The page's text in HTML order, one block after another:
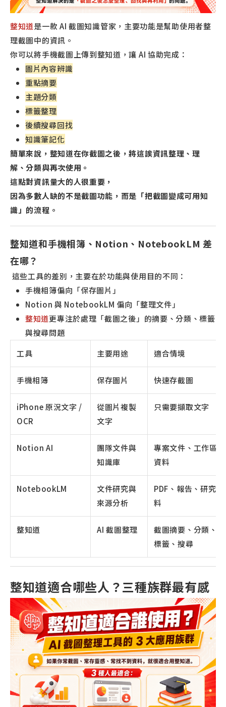
整知道是一款 AI 截圖知識管家，主要功能是幫助使用者整
理截圖中的資訊。
你可以將手機截圖上傳到整知道，讓 AI 協助完成：
圖片內容辨識
重點摘要
主題分類
標籤整理
後續搜尋回找
知識筆記化
簡單來說，整知道在你截圖之後，將這誒資訊整理、理
解、分類與再次使用。
這點對資訊量大的人很重要，
因為多數人缺的不是截圖功能，而是「把截圖變成可用知
識」的流程。
整知道和手機相簿、Notion、NotebookLM 差
在哪？
這些工具的差別，主要在於功能與使用目的不同：
手機相簿偏向「保存圖片」
Notion 與 NotebookLM 偏向「整理文件」
整知道更專注於處理「截圖之後」的摘要、分類、標籤
與搜尋問題
工具
主要用途 適合情境
手機相簿 保存圖片 快速存截圖
iPhone 原況文字 /
OCR
從圖片複製
文字
只需要擷取文字
Notion AI
團隊文件與
知識庫
專案文件、工作區
資料
NotebookLM
文件研究與
來源分析
PDF、報告、研究資
料
整知道 AI 截圖整理
截圖摘要、分類、
標籤、搜尋
整知道適合哪些人？三種族群最有感